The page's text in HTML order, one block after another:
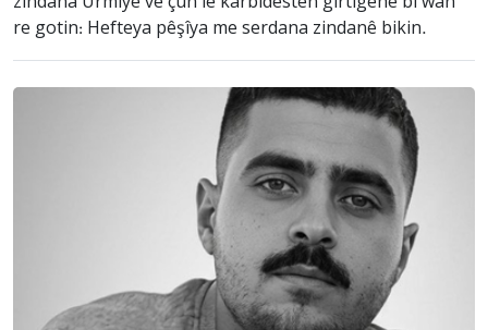
re gotin: Hefteya pêşîya me serdana zindanê bikin.